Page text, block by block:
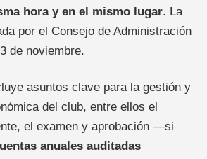
hora y en el mismo lugar. La
por el Consejo de Administración
de noviembre.
asuntos clave para la gestión y
del club, entre ellos el
el examen y aprobación —si
anuales auditadas